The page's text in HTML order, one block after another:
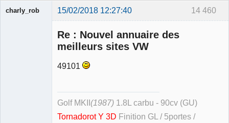
14 460
charly_rob 15/02/2018 12:27:40
Re : Nouvel annuaire des
meilleurs sites VW
49101
Golf MKII (1987) 1.8L carbu - 90cv (GU)
Tornadorot Y 3D Finition GL / 5portes /